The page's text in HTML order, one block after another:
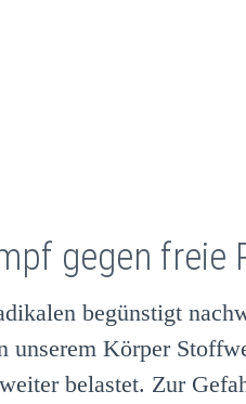
gegen freie
begünstigt
unserem Körper
belastet. Zur